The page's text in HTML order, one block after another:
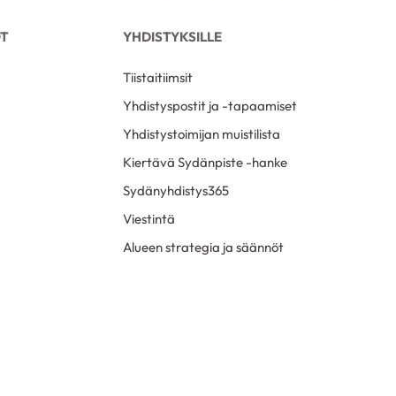
YHDISTYKSILLE
Tiistaitiimsit
Yhdistyspostit ja -tapaamiset
Yhdistystoimijan muistilista
Kiertävä Sydänpiste -hanke
Sydänyhdistys365
Viestintä
Alueen strategia ja säännöt